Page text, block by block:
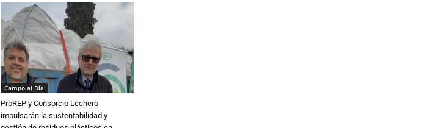
Campo al Día
ProREP y Consorcio Lechero
impulsarán la sustentabilidad y